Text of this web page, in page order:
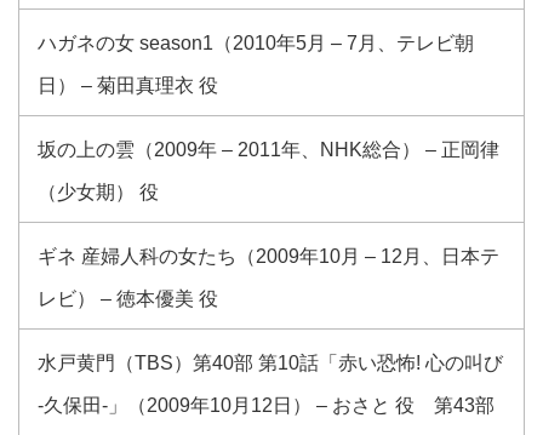
ハガネの女 season1（2010年5月 – 7月、テレビ朝
日） – 菊田真理衣 役
坂の上の雲（2009年 – 2011年、NHK総合） – 正岡律
（少女期） 役
ギネ 産婦人科の女たち（2009年10月 – 12月、日本テ
レビ） – 徳本優美 役
水戸黄門（TBS）第40部 第10話「赤い恐怖! 心の叫び
-久保田-」（2009年10月12日） – おさと 役 第43部